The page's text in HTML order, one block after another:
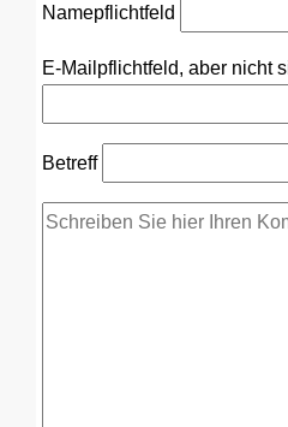
Namepflichtfeld
E-Mail pflichtfeld, aber nicht
Betreff